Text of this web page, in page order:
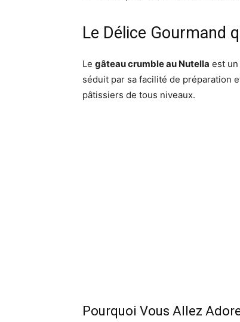
Le Délice Gourmand
Le gâteau crumble au Nutella est
séduit par sa facilité de préparation
pâtissiers de tous niveaux.
Pourquoi Vous Allez